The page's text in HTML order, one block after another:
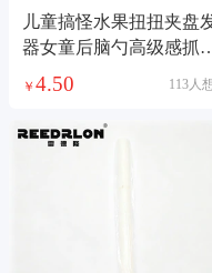
儿童搞怪水果扭扭夹盘
器女童后脑勺高级感抓
可爱女孩发夹头饰艺梵饰
￥ 4.50 113人